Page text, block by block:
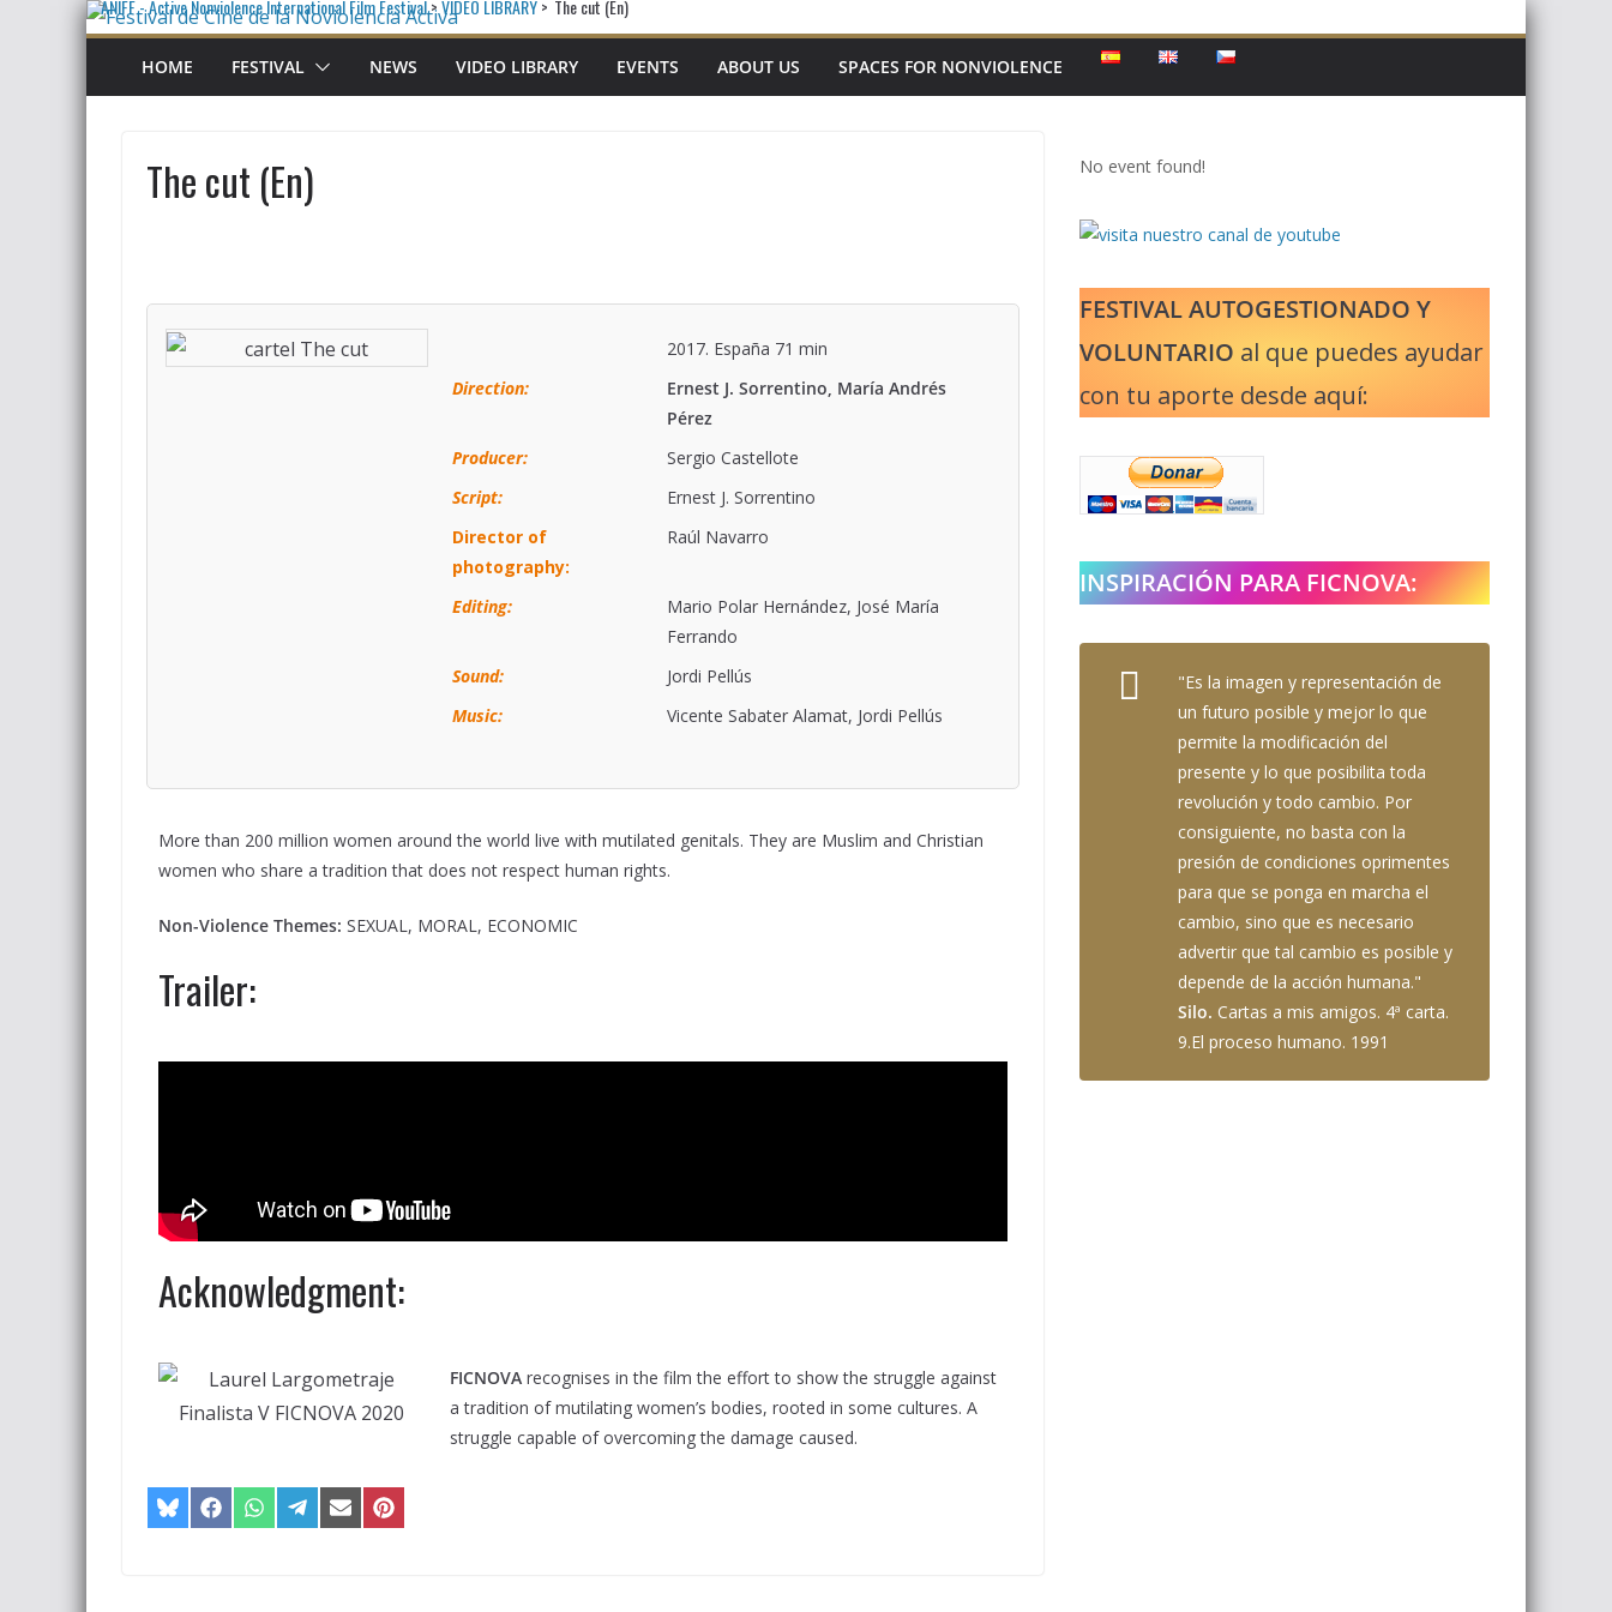
ANIFF - Active Nonviolence International Film Festival>VIDEO LIBRARY> The cut (En)
HOME FESTIVAL NEWS VIDEO LIBRARY EVENTS ABOUT US SPACES FOR NONVIOLENCE
The cut (En)
2017. España 71 min
Direction:
Ernest J. Sorrentino, María Andrés
Pérez
Producer:
Sergio Castellote
Script:
Ernest J. Sorrentino
Director of
photography:
Raúl Navarro
Editing:
Mario Polar Hernández, José María
Ferrando
Sound:
Jordi Pellús
Music:
Vicente Sabater Alamat, Jordi Pellús
More than 200 million women around the world live with mutilated genitals. They are Muslim and Christian
women who share a tradition that does not respect human rights.
Non-Violence Themes: SEXUAL, MORAL, ECONOMIC
Trailer:
Acknowledgment:
FICNOVArecognises in the film the effort to show the struggle against
a tradition of mutilating women’s bodies, rooted in some cultures. A
struggle capable of overcoming the damage caused.
No event found!
FESTIVAL AUTOGESTIONADO Y
VOLUNTARIO al que puedes ayudar
con tu aporte desde aquí:
INSPIRACIÓN PARA FICNOVA:
"Es la imagen y representación de
un futuro posible y mejor lo que
permite la modificación del
presente y lo que posibilita toda
revolución y todo cambio. Por
consiguiente, no basta con la
presión de condiciones oprimentes
para que se ponga en marcha el
cambio, sino que es necesario
advertir que tal cambio es posible y
depende de la acción humana."
Silo. Cartas a mis amigos. 4ª carta.
9.El proceso humano. 1991